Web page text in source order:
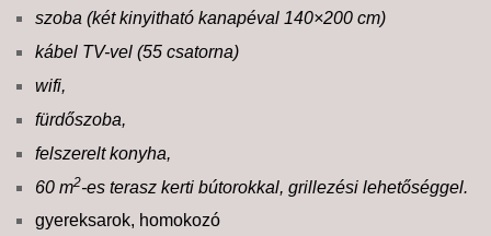
szoba (két kinyitható kanapéval 140×200 cm)
kábel TV-vel (55 csatorna)
wifi,
fürdőszoba,
felszerelt konyha,
60 m2-es terasz kerti bútorokkal, grillezési lehetőséggel.
gyereksarok, homokozó